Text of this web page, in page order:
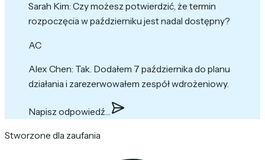
Sarah Kim: Czy możesz potwierdzić, że termin
rozpoczęcia w październiku jest nadal dostępny?
AC
Alex Chen: Tak. Dodałem 7 października do planu
działania i zarezerwowałem zespół wdrożeniowy.
Napisz odpowiedź…
Stworzone dla zaufania